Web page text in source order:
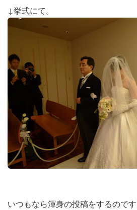
↓挙式にて。
いつもなら渾身の投稿をするので